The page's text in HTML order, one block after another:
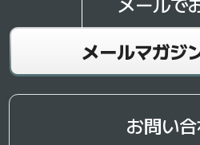
メールマガジ
お問い